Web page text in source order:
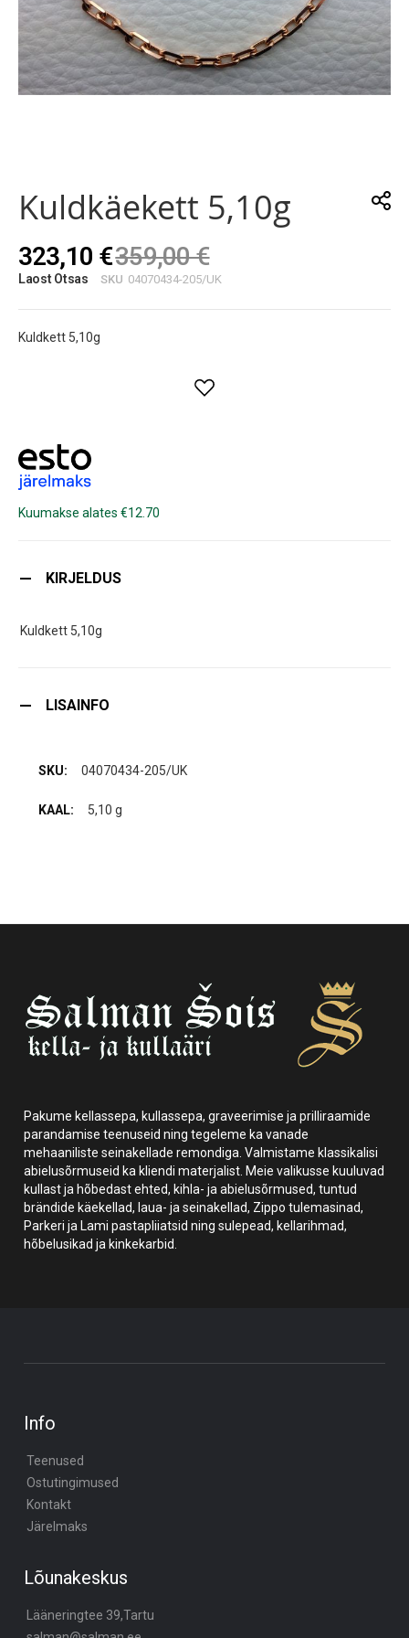
beginning
of
images
gallery
Kuldkäekett 5,10g
323,10 €359,00 €
Laost Otsas SKU 04070434-205/UK
Kuldkett 5,10g
Kuumakse alates €12.70
KIRJELDUS
Kuldkett 5,10g
LISAINFO
04070434-205/UK
5,10 g
Pakume kellassepa, kullassepa, graveerimise ja prilliraamide
parandamise teenuseid ning tegeleme ka vanade
mehaaniliste seinakellade remondiga. Valmistame klassikalisi
abielusõrmuseid ka kliendi materjalist. Meie valikusse kuuluvad
kullast ja hõbedast ehted, kihla- ja abielusõrmused, tuntud
brändide käekellad, laua- ja seinakellad, Zippo tulemasinad,
Parkeri ja Lami pastapliiatsid ning sulepead, kellarihmad,
hõbelusikad ja kinkekarbid.
Info
Teenused
Ostutingimused
Kontakt
Järelmaks
Lõunakeskus
Lääneringtee 39,Tartu